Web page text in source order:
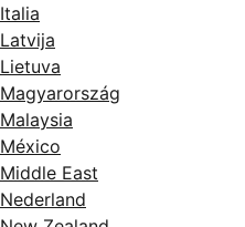
Italia
Latvija
Lietuva
Magyarország
Malaysia
México
Middle East
Nederland